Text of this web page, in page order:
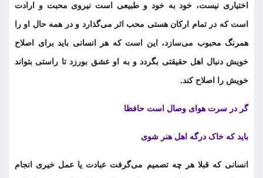
اختیاری نیست، خود به خود و طبیعی است نیروی محبت و ارادت
است که در تمام ارکان هستی محب اثر می‌گذارد و در همه حال او را
همرنگ محبوب می‌سازد، این است که هر انسانی باید برای اصلاح
خویش دنبال اهل حقیقتی بگردد و به او عشق بورزد تا راستی بتواند
خویش را اصلاح کند.
گر در سرت هوای وصال است حافظا
باید که خاک درگه اهل هنر شوی
انسانی که قبلا هر چه تصمیم می‌گرفت عبادت یا عمل خیری انجام